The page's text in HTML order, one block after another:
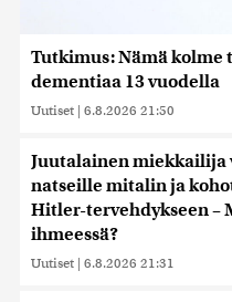
Tutkimus: Nämä kolme
dementiaa 13 vuodella
Uutiset | 6.8.2026 21:50
Juutalainen miekkailija
natseille mitalin ja
Hitler-tervehdykseen –
ihmeessä?
Uutiset | 6.8.2026 21:31